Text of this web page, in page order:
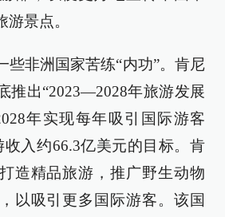
景点。
些非洲国家苦练“内功”。肯尼
推出“2023—2028年旅游发展
年实现每年吸引国际游客
收入约66.3亿美元的目标。肯
造精品旅游，推广野生动物
以吸引更多国际游客。该国